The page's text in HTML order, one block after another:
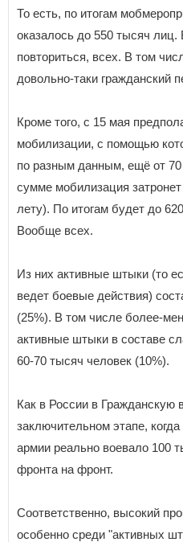
То есть, по итогам
оказалось до 550 тысяч лиц.
повториться, всех. В том
довольно-таки гражданский
Кроме того, с 15 мая
мобилизации, с помощью
по разным данным, ещё от
сумме мобилизация
лету). По итогам будет до
Вообще всех.
Из них активные штыки (то
ведет боевые действия)
(25%). В том числе более-
активные штыки в составе
60-70 тысяч человек (10%).
Как в России в
заключительном этапе,
армии реально воевало 100
фронта на фронт.
Соответственно, высокий
особенно среди "активных